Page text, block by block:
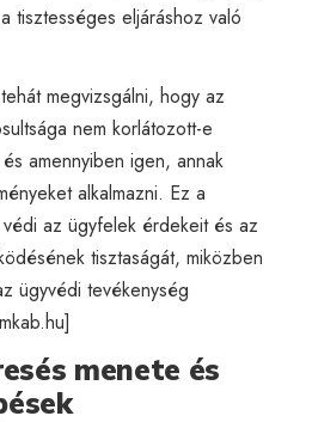
tisztességes eljáráshoz való
megvizsgálni, hogy az
nem korlátozott-e
amennyiben igen, annak
alkalmazni. Ez a
az ügyfelek érdekeit és az
tisztaságát, miközben
ügyvédi tevékenység
]
menete és